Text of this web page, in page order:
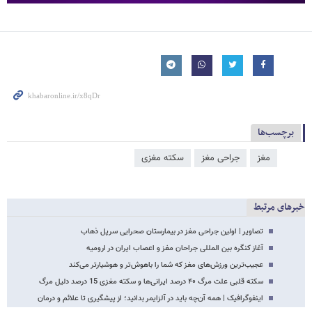
برچسب‌ها
مغز جراحی مغز سکته مغزی
خبرهای مرتبط
تصاویر | اولین جراحی مغز در بیمارستان صحرایی سرپل‌ ذهاب
آغاز کنگره بین المللی جراحان مغز و اعصاب ایران در ارومیه
عجیب‌ترین ورزش‌های مغز که شما را باهوش‌تر و هوشیارتر می‌کند
سکته قلبی علت مرگ ۴۰ درصد ایرانی‌ها و سکته مغزی 15 درصد دلیل مرگ
اینفوگرافیک | همه آن‌چه باید در آلزایمر بدانید؛ از پیشگیری تا علائم و درمان